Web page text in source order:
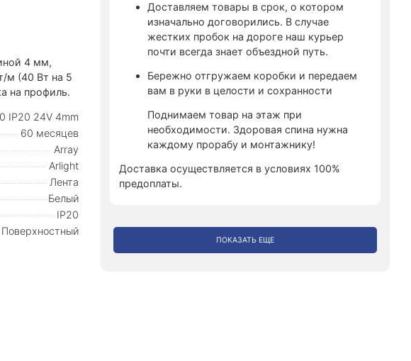
Доставляем товары в срок, о котором
изначально договорились. В случае
жестких пробок на дороге наш курьер
почти всегда знает объездной путь.
Бережно отгружаем коробки и передаем
вам в руки в целости и сохранности
Поднимаем товар на этаж при
необходимости. Здоровая спина нужна
каждому прорабу и монтажнику!
Доставка осуществляется в условиях 100%
предоплаты.
ПОКАЗАТЬ ЕЩЕ
4 мм,
м (40 Вт на 5
на профиль.
IP20 24V 4mm
60 месяцев
Array
Arlight
Лента
Белый
IP20
Поверхностный